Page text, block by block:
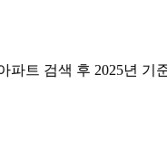
파트 검색 후 2025년 기